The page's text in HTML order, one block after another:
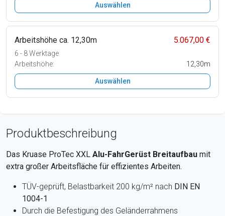
Auswählen
Arbeitshöhe ca. 12,30m 5.067,00 €
6 - 8 Werktage
Arbeitshöhe:
12,30m
Auswählen
Produktbeschreibung
Das Kruase ProTec XXL Alu-FahrGerüst Breitaufbau mit
extra großer Arbeitsfläche für effizientes Arbeiten.
TÜV-geprüft, Belastbarkeit 200 kg/m² nach DIN EN
1004-1
Durch die Befestigung des Geländerrahmens